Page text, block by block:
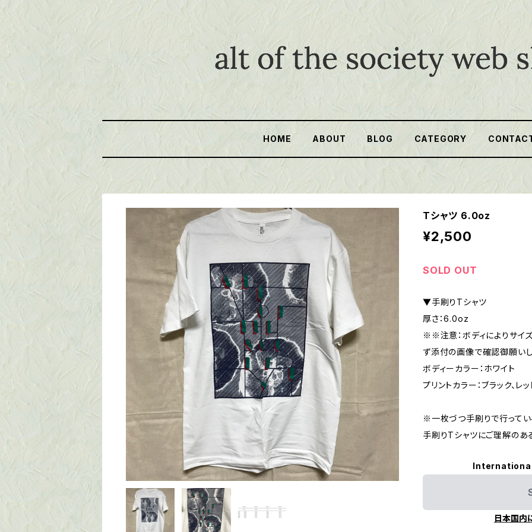
HOME ABOUT BLOG CATEGORY
Tシャツ 6.0oz
¥2,500
SOLD OUT
▼手刷りTシャツ
厚さ：6.0oz
※※注意：ボディによりサイ
ず添付の画像で確認御願
ボディーカラー：ホワイト
プリントカラー：ブラック、レ
※一枚づつ手刷りで行ってい
手刷りTシャツにご理解のあ
日本国内